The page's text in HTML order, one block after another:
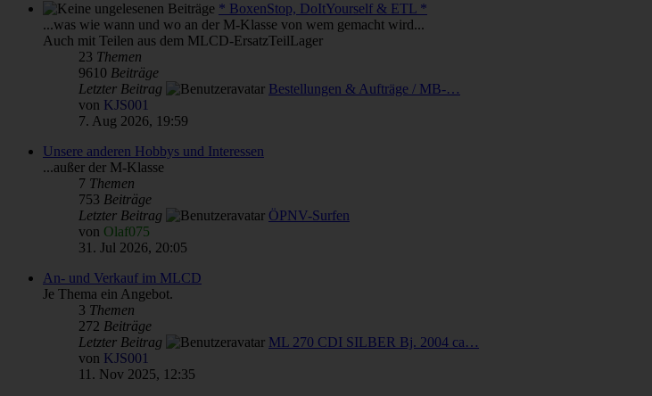
* BoxenStop, DoItYourself & ETL *
...was wie wann und wo an der M-Klasse von wem gemacht wird...
Auch mit Teilen aus dem MLCD-ErsatzTeilLager
23 Themen
9610 Beiträge
Letzter Beitrag
Bestellungen & Aufträge / MB-…
von KJS001
7. Aug 2026, 19:59
Unsere anderen Hobbys und Interessen
...außer der M-Klasse
7 Themen
753 Beiträge
Letzter Beitrag
ÖPNV-Surfen
von Olaf075
31. Jul 2026, 20:05
An- und Verkauf im MLCD
Je Thema ein Angebot.
3 Themen
272 Beiträge
Letzter Beitrag
ML 270 CDI SILBER Bj. 2004 ca…
von KJS001
11. Nov 2025, 12:35